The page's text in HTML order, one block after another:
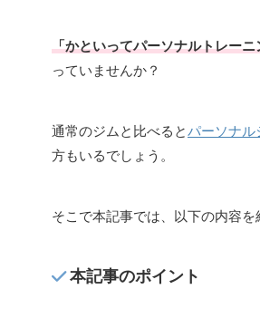
「かといってパーソナルトレー
っていませんか？
通常のジムと比べるとパーソナル
方もいるでしょう。
そこで本記事では、以下の内容を
本記事のポイント